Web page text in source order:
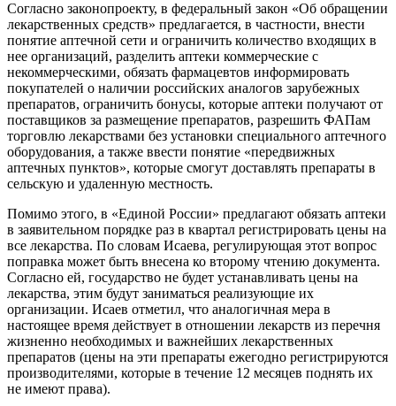
Согласно законопроекту, в федеральный закон «Об обращении
лекарственных средств» предлагается, в частности, внести
понятие аптечной сети и ограничить количество входящих в
нее организаций, разделить аптеки коммерческие с
некоммерческими, обязать фармацевтов информировать
покупателей о наличии российских аналогов зарубежных
препаратов, ограничить бонусы, которые аптеки получают от
поставщиков за размещение препаратов, разрешить ФАПам
торговлю лекарствами без установки специального аптечного
оборудования, а также ввести понятие «передвижных
аптечных пунктов», которые смогут доставлять препараты в
сельскую и удаленную местность.
Помимо этого, в «Единой России» предлагают обязать аптеки
в заявительном порядке раз в квартал регистрировать цены на
все лекарства. По словам Исаева, регулирующая этот вопрос
поправка может быть внесена ко второму чтению документа.
Согласно ей, государство не будет устанавливать цены на
лекарства, этим будут заниматься реализующие их
организации. Исаев отметил, что аналогичная мера в
настоящее время действует в отношении лекарств из перечня
жизненно необходимых и важнейших лекарственных
препаратов (цены на эти препараты ежегодно регистрируются
производителями, которые в течение 12 месяцев поднять их
не имеют права).